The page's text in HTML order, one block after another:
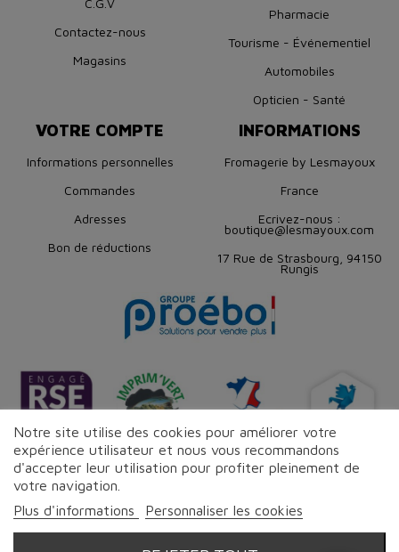
C.G.V
Contactez-nous
Magasins
Pharmacie
Tourisme - Événementiel
Automobiles
Opticien - Santé
VOTRE COMPTE
Informations personnelles
Commandes
Adresses
Bon de réductions
INFORMATIONS
Fromagerie by Lesmayoux
France
Ecrivez-nous :
boutique@lesmayoux.com
17 Rue de Strasbourg, 94150
Rungis
Notre site utilise des cookies pour améliorer votre
expérience utilisateur et nous vous recommandons
d'accepter leur utilisation pour profiter pleinement de
votre navigation.
Plus d'informations
Personnaliser les cookies